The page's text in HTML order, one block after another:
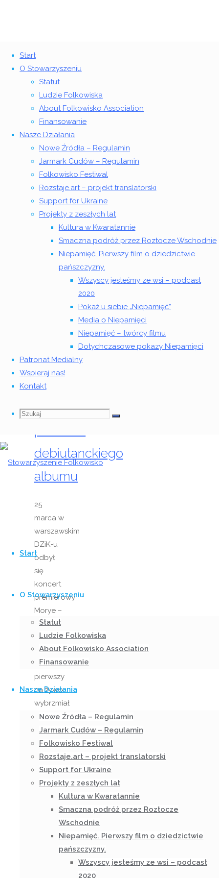
Start
O Stowarzyszeniu
Statut
Ludzie Folkowiska
About Folkowisko Association
Finansowanie
Nasze Działania
Nowe Źródła – Regulamin
Jarmark Cudów – Regulamin
Folkowisko Festiwal
Rozstaje.art – projekt translatorski
Support for Ukraine
Projekty z zeszłych lat
Kultura w Kwaratannie
Smaczna podróż przez Roztocze Wschodnie
Niepamięć. Pierwszy film o dziedzictwie
pańszczyzny.
Wszyscy jesteśmy ze wsi – podcast
2020
Pokaż u siebie „Niepamięć”
Media o Niepamięci
Niepamięć – twórcy filmu
Dotychczasowe pokazy Niepamięci
Patronat Medialny
Wspieraj nas!
Kontakt
Szukaj
Szukaj:
Szukaj
Start
O Stowarzyszeniu
Statut
Ludzie Folkowiska
About Folkowisko Association
Finansowanie
Nasze Działania
Nowe Źródła – Regulamin
Jarmark Cudów – Regulamin
Folkowisko Festiwal
Rozstaje.art – projekt translatorski
Support for Ukraine
Projekty z zeszłych lat
Kultura w Kwaratannie
Smaczna podróż przez Roztocze
Wschodnie
Niepamięć. Pierwszy film o dziedzictwie
pańszczyzny.
Wszyscy jesteśmy ze wsi – podcast
2020
Kategoria:Nowe Źródła
Archiwum
kategorii
kwietnia
202610
kwietnia
Morye
DZiK-
u –
magiczna
debiutanckiego
albumu
25
marca w
warszawskim
DZiK-u
odbył
się
koncert
premierowy
Morye –
wieczór,
podczas
którego
po raz
pierwszy
na żywo
wybrzmiał
ich
debiutancki
album.
To nie
był
„debiut
znajomych
rodziny”,
pełnoprawny,
Powrót
©2018 Stowarzyszenie Folkowisko